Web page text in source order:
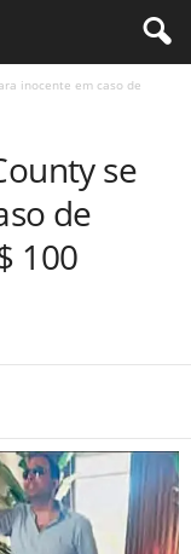
inocente em caso de
se
de
100